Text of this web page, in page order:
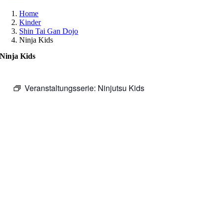
Home
Kinder
Shin Tai Gan Dojo
Ninja Kids
Ninja Kids
Veranstaltungsserie: Ninjutsu Kids